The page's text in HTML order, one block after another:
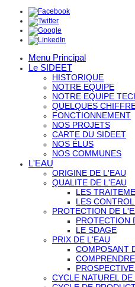
Menu Principal
Le SIDEET
HISTORIQUE
NOTRE EQUIPE
NOTRE EQUIPE
QUELQUES
FONCTIONNEMENT
NOS PROJETS
CARTE DU SIDEET
NOS ÉLUS
NOS COMMUNES
L'EAU
ORIGINE DE L'EAU
QUALITE DE L'EAU
LES
LES
PROTECTION DE
PROTECTION
LE SDAGE
PRIX DE L'EAU
COMPOSANT
CYCLE NATUREL DE